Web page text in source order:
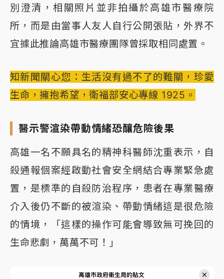
別澄清，相關照片並非拍攝於高雄市醫療院
所，而是由當事人友人自行公開張貼，外界不
宜據此推論高雄市醫療團隊曾採取相同處置。
知新聞關心您：生活沒有過不了的難關，珍愛
生命，擁抱希望，衛福部安心專線 1925。
醫示警渲染帶動情緒恐釀危險後果
高雄一名不願具名的精神科醫師沈重表示，自
殺通報個案經啟動社會安全網結合專業緊急處
置，是標準的自殺防治程序，患者在專業醫療
介入後仍不斷的被渲染、帶動情緒這是很危險
的情境，「這樣的操作可能會導致無可挽回的
生命悲劇，萬萬不可！」